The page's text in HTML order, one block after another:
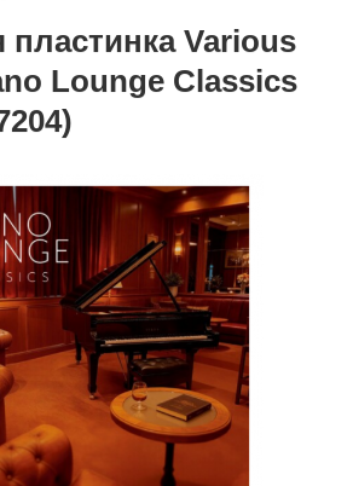
Various
Lounge Classics